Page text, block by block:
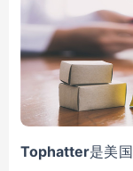
Tophatter是美